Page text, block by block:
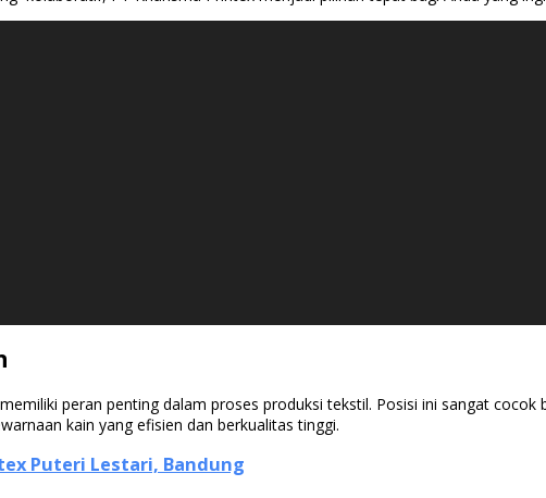
peran penting dalam proses produksi tekstil. Posisi ini sangat
kain yang efisien dan berkualitas tinggi.
Puteri Lestari, Bandung